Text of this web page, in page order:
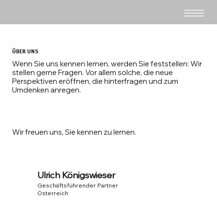
ÜBER UNS
Wenn Sie uns kennen lernen, werden Sie feststellen: Wir
stellen gerne Fragen. Vor allem solche, die neue
Perspektiven eröffnen, die hinterfragen und zum
Umdenken anregen.
Wir freuen uns, Sie kennen zu lernen.
Ulrich Königswieser
Geschäftsführender Partner
Österreich